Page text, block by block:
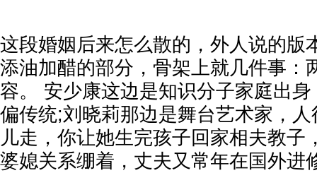
这段婚姻后来怎么散的，外人说的版
添油加醋的部分，骨架上就几件事：
容。 安少康这边是知识分子家庭出
偏传统;刘晓莉那边是舞台艺术家，
儿走，你让她生完孩子回家相夫教子
婆媳关系绷着，丈夫又常年在国外进